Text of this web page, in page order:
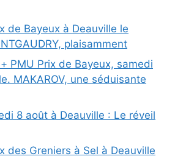
de Bayeux à Deauville le
plaisamment
PMU Prix de Bayeux, samedi
MAKAROV, une séduisante
8 août à Deauville : Le réveil
des Greniers à Sel à Deauville